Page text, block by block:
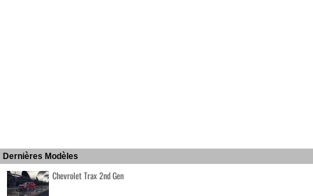
Dernières Modèles
Chevrolet Trax 2nd Gen